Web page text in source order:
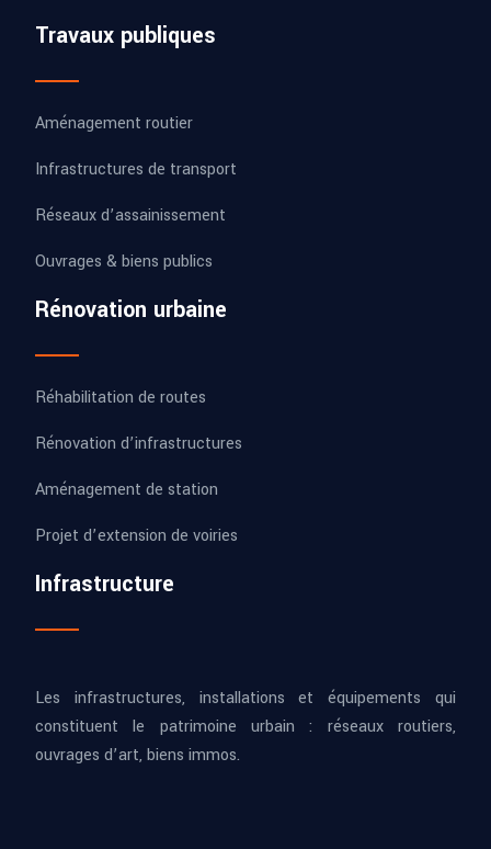
Travaux publiques
Aménagement routier
Infrastructures de transport
Réseaux d’assainissement
Ouvrages & biens publics
Rénovation urbaine
Réhabilitation de routes
Rénovation d’infrastructures
Aménagement de station
Projet d’extension de voiries
Infrastructure
Les infrastructures, installations et équipements qui
constituent le patrimoine urbain : réseaux routiers,
ouvrages d’art, biens immos.